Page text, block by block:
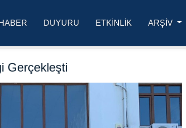
Ana Sayfa
HABER DUYURU ETKINLIK ARŞİV
Gerçekleşti